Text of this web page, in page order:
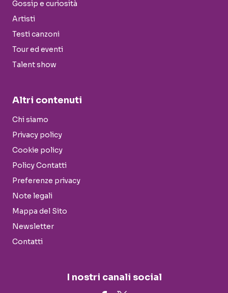
Gossip e curiosità
Artisti
Testi canzoni
Tour ed eventi
Talent show
Altri contenuti
Chi siamo
Privacy policy
Cookie policy
Policy Contatti
Preferenze privacy
Note legali
Mappa del Sito
Newsletter
Contatti
I nostri canali social